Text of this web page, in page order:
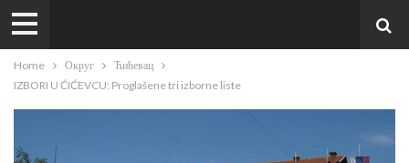
Home Округ
Ћићевац
IZBORI U ĆIĆEVCU: Proglašene tri izborne liste